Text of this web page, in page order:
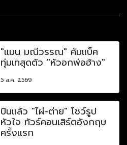
"แมน มณีวรรณ" คัมแบ็ค
ทุ่มเทสุดตัว "หัวอกพ่อฮ้าง"
5 ส.ค. 2569
บินแล้ว "ไผ่-ต่าย" โชว์รูป
หัวใจ ทัวร์คอนเสิร์ตอังกฤษ
ครั้งแรก